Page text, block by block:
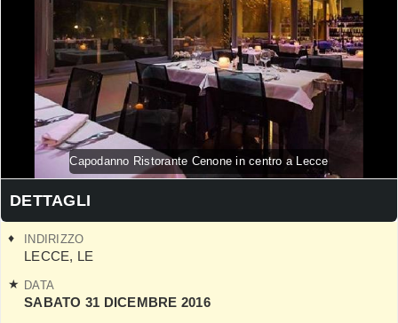
Capodanno Ristorante Cenone in centro a Lecce
DETTAGLI
INDIRIZZO
LECCE, LE
DATA
SABATO 31 DICEMBRE 2016